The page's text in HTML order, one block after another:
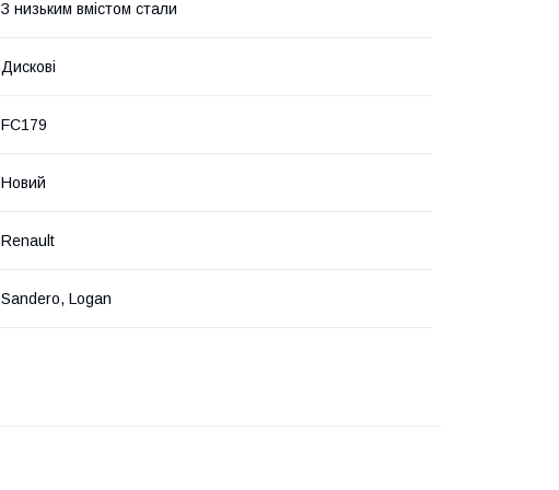
З низьким вмістом стали
Дискові
FC179
Новий
Renault
Sandero, Logan